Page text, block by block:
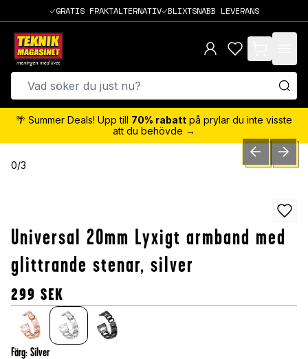
GRATIS FRAKTALTERNATIV BLIXTSNABB LEVERANS
items in cart,
🌴 Summer Deals! Upp till 70% rabatt på prylar du inte visste
att du behövde →
0/3 PREVIOUSNEXT
Universal 20mm Lyxigt armband med
glittrande stenar, silver
299 SEK
Färg: Silver